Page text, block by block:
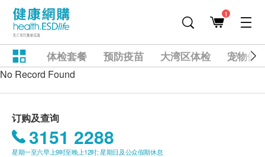
1
体检套餐 预防疫苗 大湾区体检 宠物健
No Record Found
订购及查询
3151 2288
星期一至六早上9时至晚上12时; 星期日及公众假期休息